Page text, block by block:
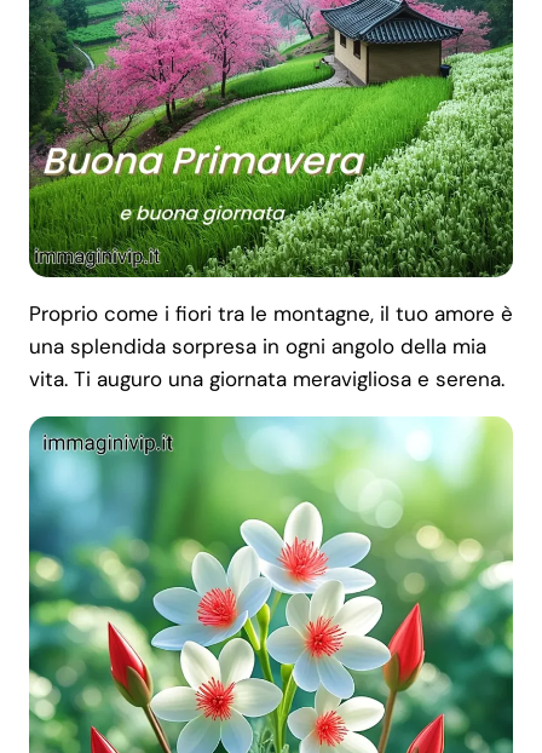
Proprio come i fiori tra le montagne, il tuo amore è
una splendida sorpresa in ogni angolo della mia
vita. Ti auguro una giornata meravigliosa e serena.